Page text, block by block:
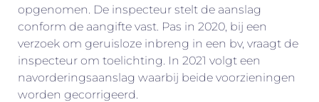
opgenomen. De inspecteur stelt de aanslag
conform de aangifte vast. Pas in 2020, bij een
verzoek om geruisloze inbreng in een bv, vraagt de
inspecteur om toelichting. In 2021 volgt een
navorderingsaanslag waarbij beide voorzieningen
worden gecorrigeerd.